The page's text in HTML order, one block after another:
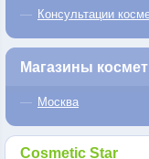
Консультации
Магазины
Москва
Cosmetic Star